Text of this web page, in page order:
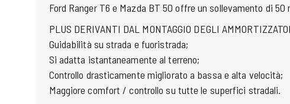
Ford Ranger T6 e Mazda BT 50 offre un sollevamento di 50
PLUS DERIVANTI DAL MONTAGGIO DEGLI
Guidabilità su strada e fuoristrada;
Si adatta istantaneamente al terreno;
Controllo drasticamente migliorato a bassa e alta velocità;
Maggiore comfort / controllo su tutte le superfici stradali.